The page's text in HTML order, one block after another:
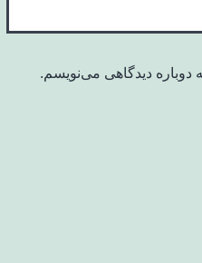
دوباره دیدگاهی می‌نویسم.